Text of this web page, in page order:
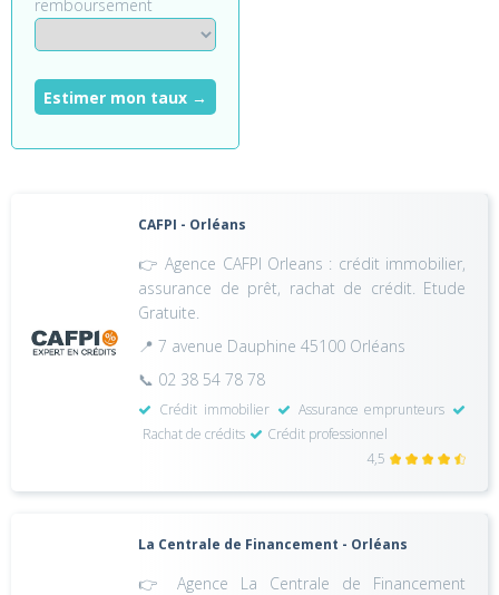
remboursement
Estimer mon taux →
CAFPI - Orléans
👉 Agence CAFPI Orleans : crédit immobilier,
assurance de prêt, rachat de crédit. Etude
Gratuite.
📍 7 avenue Dauphine 45100 Orléans
📞 02 38 54 78 78
Crédit immobilier
Assurance emprunteurs
Rachat de crédits
Crédit professionnel
4,5
La Centrale de Financement - Orléans
👉 Agence La Centrale de Financement